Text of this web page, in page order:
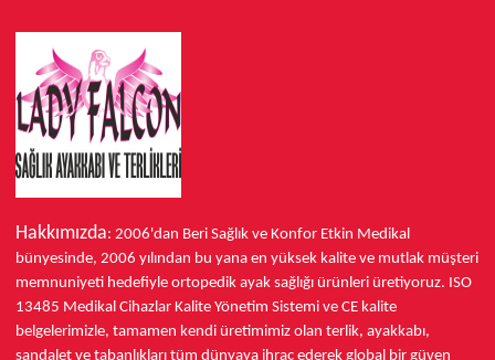
Hakkımızda: 2006'dan Beri Sağlık ve Konfor Etkin Medikal
bünyesinde, 2006 yılından bu yana en yüksek kalite ve mutlak müşteri
memnuniyeti hedefiyle ortopedik ayak sağlığı ürünleri üretiyoruz. ISO
13485 Medikal Cihazlar Kalite Yönetim Sistemi ve CE kalite
belgelerimizle, tamamen kendi üretimimiz olan terlik, ayakkabı,
sandalet ve tabanlıkları tüm dünyaya ihraç ederek global bir güven